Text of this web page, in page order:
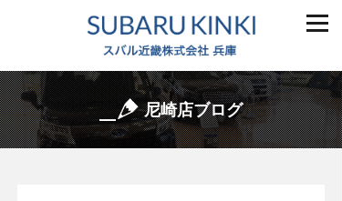
尼崎店ブログ